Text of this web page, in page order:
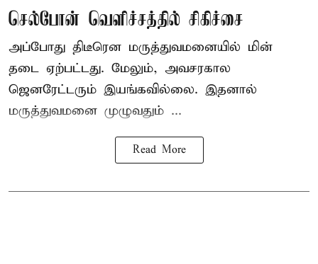
செல்போன் வெளிச்சத்தில் சிகிச்சை
அப்போது திடீரென மருத்துவமனையில் மின்
தடை ஏற்பட்டது. மேலும், அவசரகால
ஜெனரேட்டரும் இயங்கவில்லை. இதனால்
மருத்துவமனை முழுவதும் ...
Read More